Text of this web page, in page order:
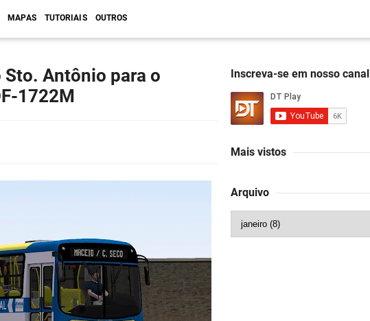
MAPAS TUTORIAIS OUTROS
Sto. Antônio para o
1722M
Inscreva-se em nosso canal
Mais vistos
Arquivo